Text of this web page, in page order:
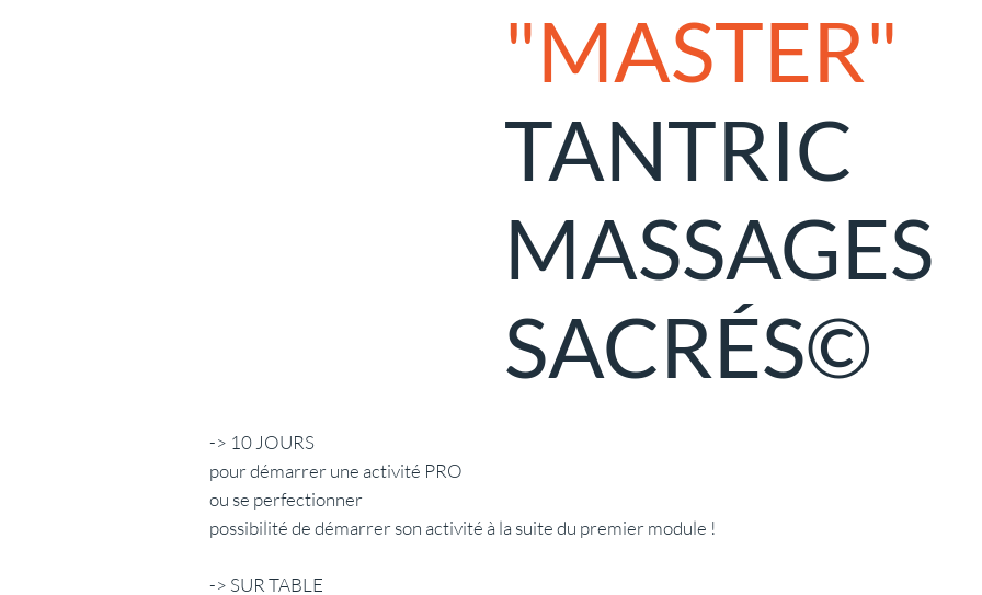
"MASTER"
TANTRIC
MASSAGES
SACRÉS©
​​-> 10 JOURS
pour démarrer une activité PRO
ou se perfectionner
possibilité de démarrer son activité à la suite du premier module !
-> SUR TABLE